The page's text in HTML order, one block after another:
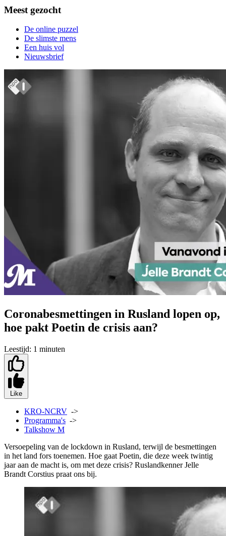
Meest gezocht
De online puzzel
De slimste mens
Een huis vol
Nieuwsbrief
Coronabesmettingen in Rusland lopen op,
hoe pakt Poetin de crisis aan?
Leestijd: 1 minuten
Like
KRO-NCRV ->
Programma's ->
Talkshow M
Versoepeling van de lockdown in Rusland, terwijl de besmettingen
in het land fors toenemen. Hoe gaat Poetin, die deze week twintig
jaar aan de macht is, om met deze crisis? Ruslandkenner Jelle
Brandt Corstius praat ons bij.